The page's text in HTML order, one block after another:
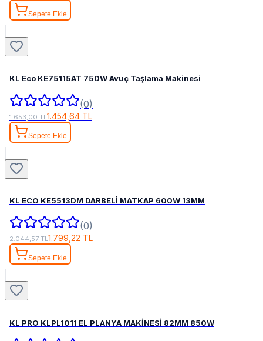
Sepete Ekle
KL Eco KE75115AT 750W Avuç Taşlama Makinesi
(0)
1.653,00 TL 1.454,64 TL
Sepete Ekle
KL ECO KE5513DM DARBELİ MATKAP 600W 13MM
(0)
2.044,57 TL1.799,22 TL
Sepete Ekle
KL PRO KLPL1011 EL PLANYA MAKİNESİ 82MM 850W